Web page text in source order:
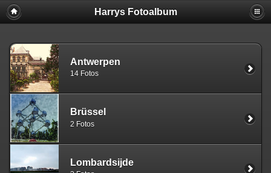
Harrys Fotoalbum
Antwerpen
14 Fotos
Brüssel
2 Fotos
Lombardsijde